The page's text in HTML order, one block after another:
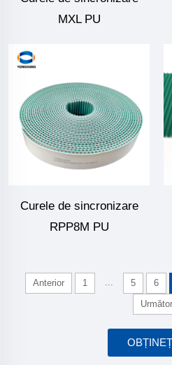
MXL PU
Curele de sincronizare
RPP8M PU
Anterior 1 ... 5 6
Următor